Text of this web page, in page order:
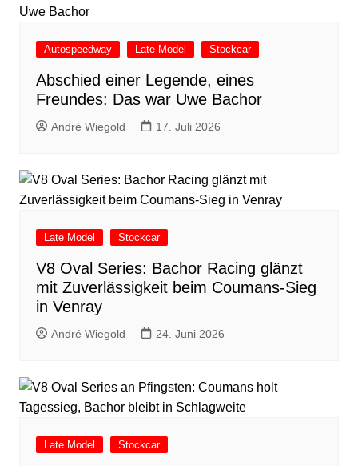
Autospeedway Late Model Stockcar
Abschied einer Legende, eines
Freundes: Das war Uwe Bachor
André Wiegold 17. Juli 2026
Late Model Stockcar
V8 Oval Series: Bachor Racing glänzt
mit Zuverlässigkeit beim Coumans-Sieg
in Venray
André Wiegold 24. Juni 2026
Late Model Stockcar